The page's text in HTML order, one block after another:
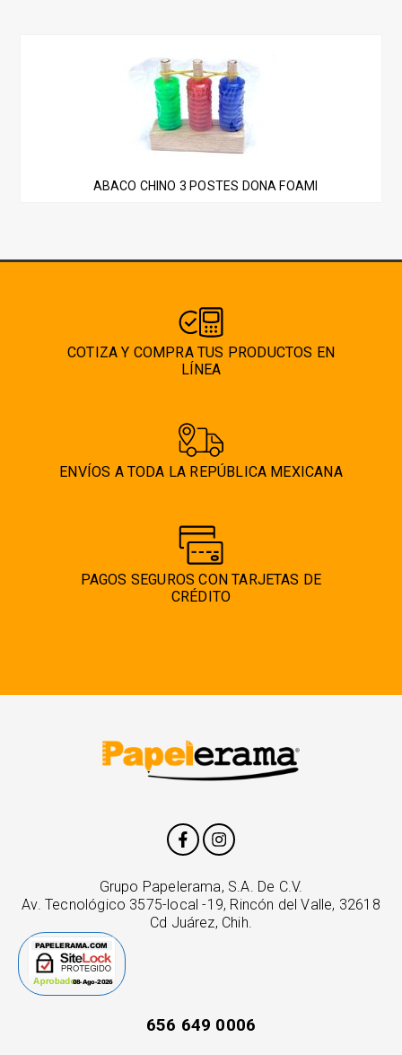
ABACO CHINO 3 POSTES DONA FOAMI
COTIZA Y COMPRA TUS PRODUCTOS EN
LÍNEA
ENVÍOS A TODA LA REPÚBLICA MEXICANA
PAGOS SEGUROS CON TARJETAS DE
CRÉDITO
Grupo Papelerama, S.A. De C.V.
Av. Tecnológico 3575-local -19, Rincón del Valle, 32618
Cd Juárez, Chih.
656 649 0006